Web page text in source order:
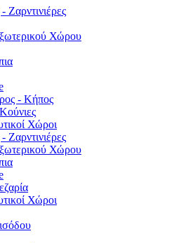
Ζαρντινιέρες
Χώρου
- Κήπος
Χώροι
Ζαρντινιέρες
Χώρου
Χώροι